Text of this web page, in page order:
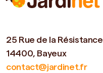
25 Rue de la Résistance
14400, Bayeux
contact@jardinet.fr